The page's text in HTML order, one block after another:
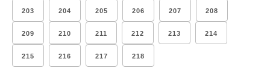
203 204 205 206 207 208
209 210 211 212 213 214
215 216 217 218